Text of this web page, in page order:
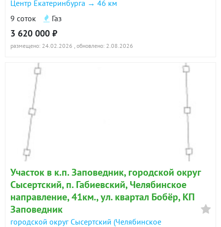
Центр Екатеринбурга → 46 км
9 соток
Газ
3 620 000 ₽
размещено: 24.02.2026 , обновлено: 2.08.2026
Участок в к.п. Заповедник, городской округ
Сысертский, п. Габиевский, Челябинское
направление, 41км., ул. квартал Бобёр, КП
Заповедник
городской округ Сысертский (Челябинское